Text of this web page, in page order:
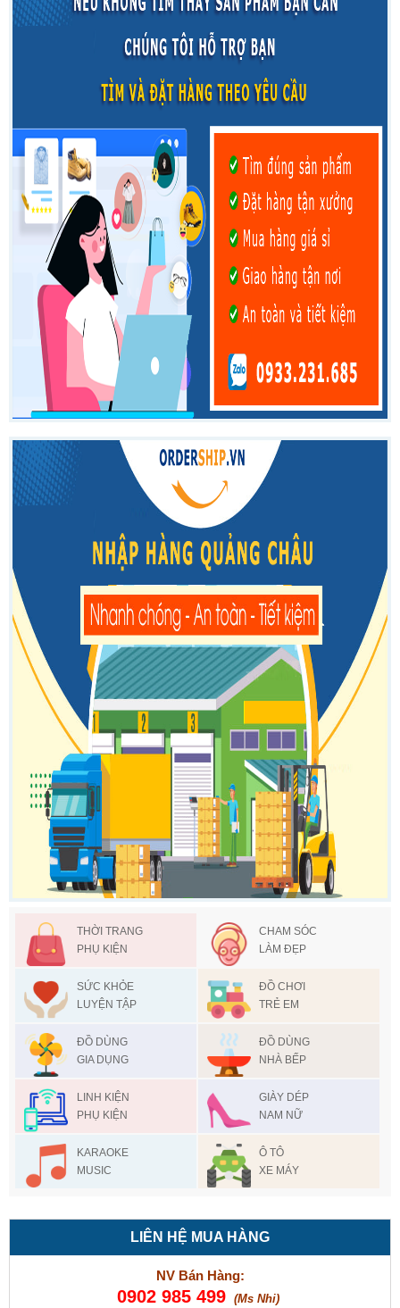
THỜI TRANG
PHỤ KIỆN
CHAM SÓC
LÀM ĐẸP
SỨC KHỎE
LUYỆN TẬP
ĐỒ CHƠI
TRẺ EM
ĐỒ DÙNG
GIA DỤNG
ĐỒ DÙNG
NHÀ BẾP
LINH KIỆN
PHỤ KIỆN
GIÀY DÉP
NAM NỮ
KARAOKE
MUSIC
Ô TÔ
XE MÁY
LIÊN HỆ MUA HÀNG
NV Bán Hàng:
0902 985 499 (Ms Nhi)